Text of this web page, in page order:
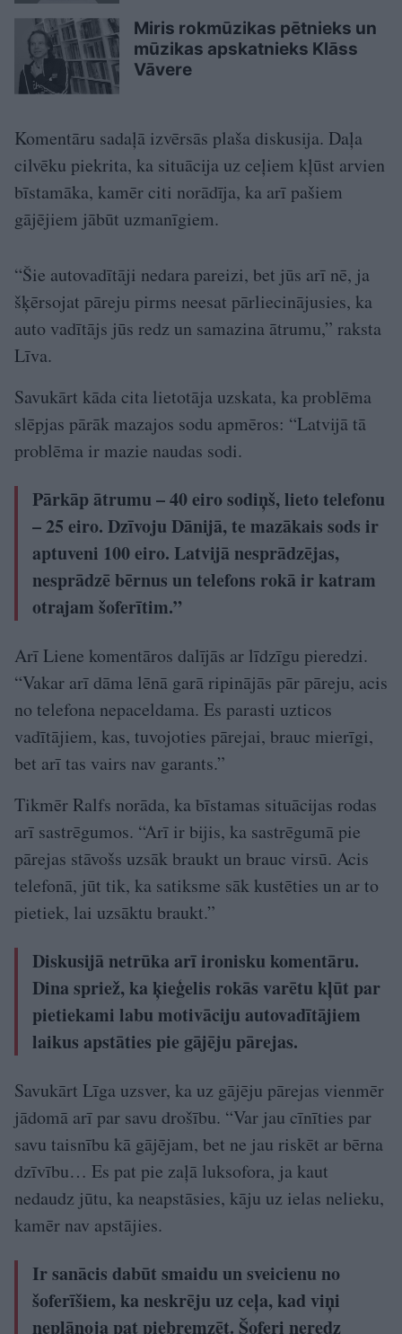
Miris rokmūzikas pētnieks un
mūzikas apskatnieks Klāss
Vāvere
Komentāru sadaļā izvērsās plaša diskusija. Daļa
cilvēku piekrita, ka situācija uz ceļiem kļūst arvien
bīstamāka, kamēr citi norādīja, ka arī pašiem
gājējiem jābūt uzmanīgiem.
“Šie autovadītāji nedara pareizi, bet jūs arī nē, ja
šķērsojat pāreju pirms neesat pārliecinājusies, ka
auto vadītājs jūs redz un samazina ātrumu,” raksta
Līva.
Savukārt kāda cita lietotāja uzskata, ka problēma
slēpjas pārāk mazajos sodu apmēros: “Latvijā tā
problēma ir mazie naudas sodi.
Pārkāp ātrumu – 40 eiro sodiņš, lieto telefonu
– 25 eiro. Dzīvoju Dānijā, te mazākais sods ir
aptuveni 100 eiro. Latvijā nesprādzējas,
nesprādzē bērnus un telefons rokā ir katram
otrajam šoferītim.”
Arī Liene komentāros dalījās ar līdzīgu pieredzi.
“Vakar arī dāma lēnā garā ripinājās pār pāreju, acis
no telefona nepaceldama. Es parasti uzticos
vadītājiem, kas, tuvojoties pārejai, brauc mierīgi,
bet arī tas vairs nav garants.”
Tikmēr Ralfs norāda, ka bīstamas situācijas rodas
arī sastrēgumos. “Arī ir bijis, ka sastrēgumā pie
pārejas stāvošs uzsāk braukt un brauc virsū. Acis
telefonā, jūt tik, ka satiksme sāk kustēties un ar to
pietiek, lai uzsāktu braukt.”
Diskusijā netrūka arī ironisku komentāru.
Dina spriež, ka ķieģelis rokās varētu kļūt par
pietiekami labu motivāciju autovadītājiem
laikus apstāties pie gājēju pārejas.
Savukārt Līga uzsver, ka uz gājēju pārejas vienmēr
jādomā arī par savu drošību. “Var jau cīnīties par
savu taisnību kā gājējam, bet ne jau riskēt ar bērna
dzīvību… Es pat pie zaļā luksofora, ja kaut
nedaudz jūtu, ka neapstāsies, kāju uz ielas nelieku,
kamēr nav apstājies.
Ir sanācis dabūt smaidu un sveicienu no
šoferīšiem, ka neskrēju uz ceļa, kad viņi
neplānoja pat piebremzēt. Šoferi neredz